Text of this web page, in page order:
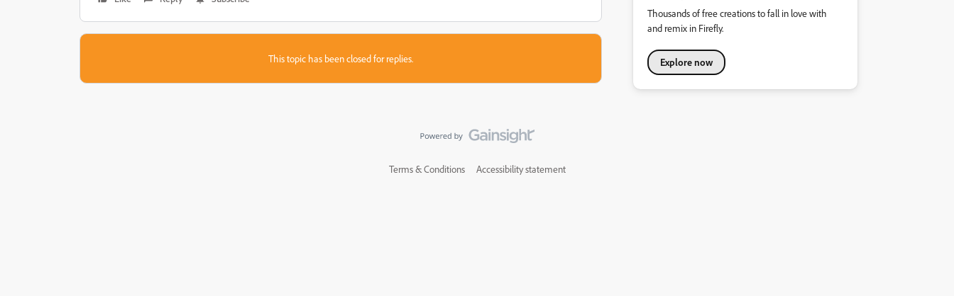
This topic has been closed for replies.
Thousands of free creations to fall in love with
and remix in Firefly.
Explore now
Terms & Conditions Accessibility statement